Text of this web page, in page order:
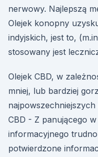
nerwowy. Najlepszą
Olejek konopny
indyjskich, jest to,
stosowany jest
Olejek CBD, w
mniej, lub bardziej
CBD - Z panującego
informacyjnego
potwierdzone